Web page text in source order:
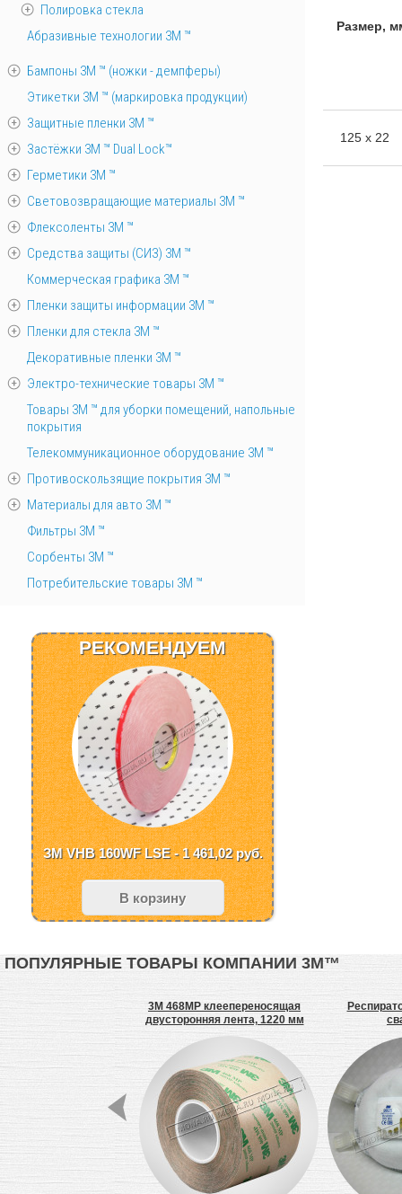
Размер,
125 х 22
Полировка стекла
Абразивные технологии 3М ™
Бампоны 3М ™ (ножки - демпферы)
Этикетки 3М ™ (маркировка продукции)
Защитные пленки 3М ™
Застёжки 3М ™ Dual Lock™
Герметики 3М ™
Световозвращающие материалы 3М ™
Флексоленты 3М ™
Средства защиты (СИЗ) 3M ™
Коммерческая графика 3М ™
Пленки защиты информации 3М ™
Пленки для стекла 3М ™
Декоративные пленки 3М ™
Электро-технические товары 3М ™
Товары 3М ™ для уборки помещений, напольные
покрытия
Телекоммуникационное оборудование 3М ™
Противоскользящие покрытия 3М ™
Материалы для авто 3М ™
Фильтры 3М ™
Сорбенты 3М ™
Потребительские товары 3М ™
РЕКОМЕНДУЕМ
ЗМ VHB 160WF LSE - 1 461,02руб.
В корзину
ПОПУЛЯРНЫЕ ТОВАРЫ КОМПАНИИ 3М™
3M 468MP клеепереносящая
двусторонняя лента, 1220 мм